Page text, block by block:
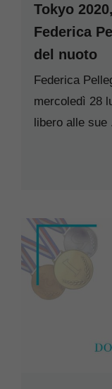
Tokyo
Federica
del nuoto
Federica
mercoledì 28
libero alle sue